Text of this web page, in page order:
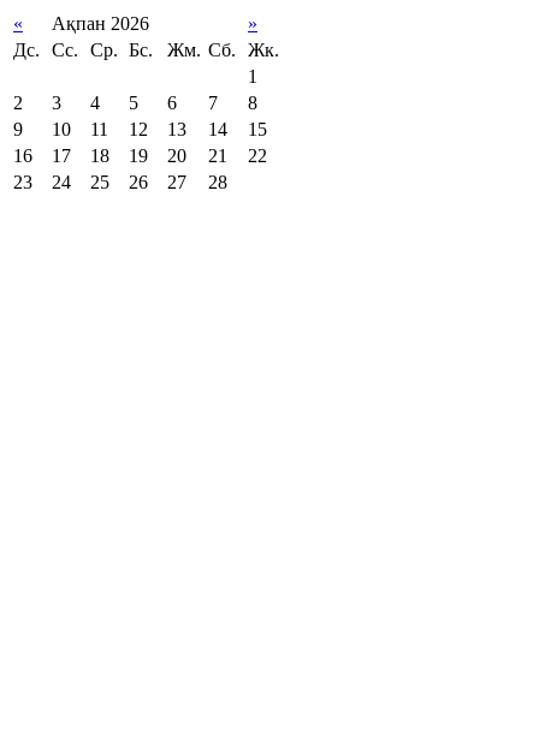
« Ақпан 2026
»
Дс.
Сс. Ср. Бс. Жм. Сб.
Жк.
1
2
3 4 5 6 7
8
9
10 11 12 13 14
15
16
17 18 19 20 21
22
23
24 25 26 27 28